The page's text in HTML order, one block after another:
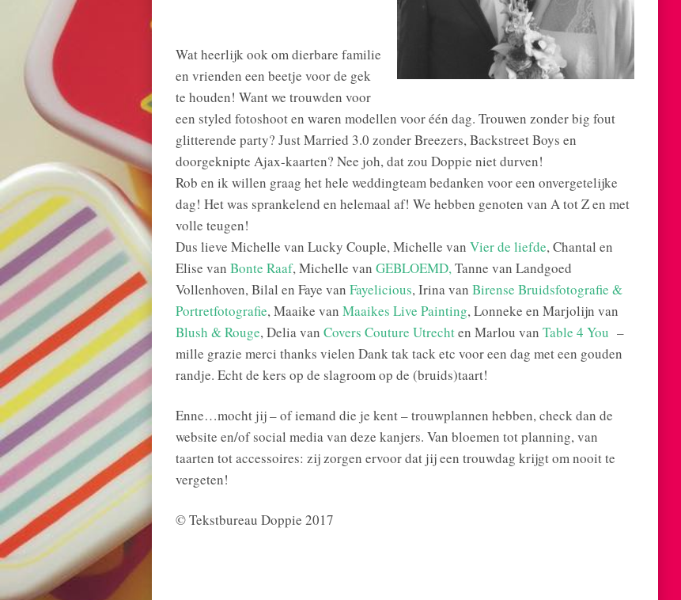
Wat heerlijk ook om dierbare familie
en vrienden een beetje voor de gek
te houden! Want we trouwden voor
een styled fotoshoot en waren modellen voor één dag. Trouwen zonder big fout
glitterende party? Just Married 3.0 zonder Breezers, Backstreet Boys en
doorgeknipte Ajax-kaarten? Nee joh, dat zou Doppie niet durven!
Rob en ik willen graag het hele weddingteam bedanken voor een onvergetelijke
dag! Het was sprankelend en helemaal af! We hebben genoten van A tot Z en met
volle teugen!
Dus lieve Michelle van Lucky Couple, Michelle van Vier de liefde, Chantal en
Elise van Bonte Raaf, Michelle van GEBLOEMD,Tanne van Landgoed
Vollenhoven, Bilal en Faye van Fayelicious, Irina van Birense Bruidsfotografie &
Portretfotografie, Maaike van Maaikes Live Painting, Lonneke en Marjolijn van
Blush & Rouge, Delia van Covers Couture Utrechten Marlou van Table 4 You –
mille grazie merci thanks vielen Dank tak tack etc voor een dag met een gouden
randje. Echt de kers op de slagroom op de (bruids)taart!
Enne…mocht jij – of iemand die je kent – trouwplannen hebben, check dan de
website en/of social media van deze kanjers. Van bloemen tot planning, van
taarten tot accessoires: zij zorgen ervoor dat jij een trouwdag krijgt om nooit te
vergeten!
© Tekstbureau Doppie 2017